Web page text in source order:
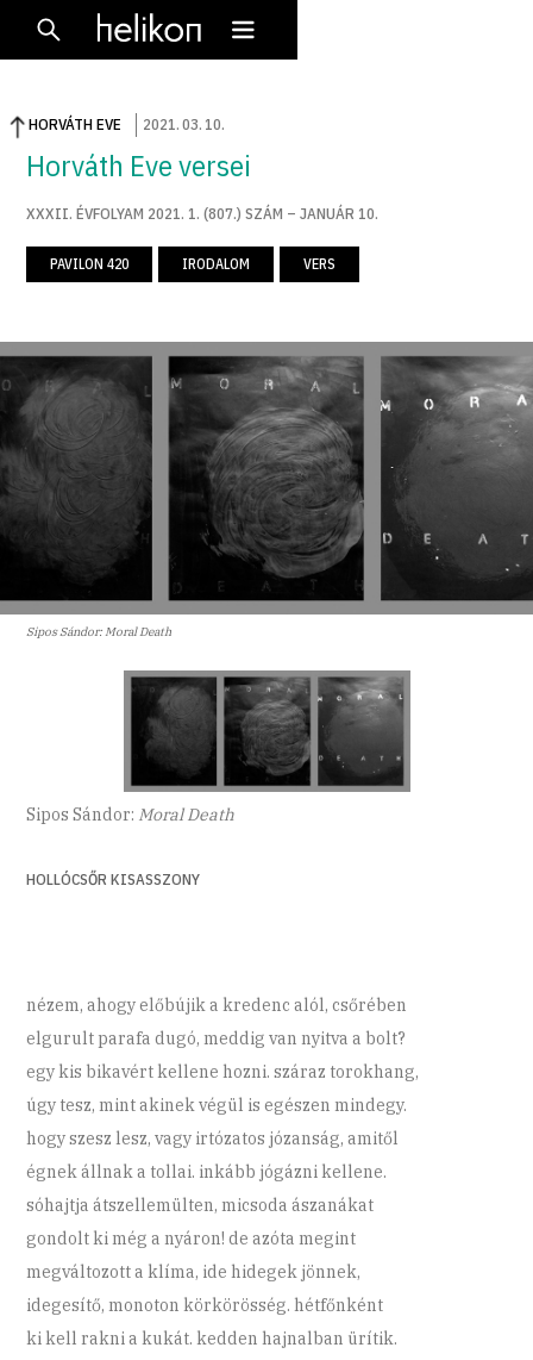
HORVÁTH EVE 2021.03. 10.
Horváth Eve versei
XXXII. ÉVFOLYAM 2021. 1. (807.) SZÁM – JANUÁR 10.
PAVILON 420 IRODALOM VERS
Sipos Sándor: Moral Death
Sipos Sándor: Moral Death
HOLLÓCSŐR KISASSZONY
nézem, ahogy előbújik a kredenc alól, csőrében
elgurult parafa dugó, meddig van nyitva a bolt?
egy kis bikavért kellene hozni. száraz torokhang,
úgy tesz, mint akinek végül is egészen mindegy.
hogy szesz lesz, vagy irtózatos józanság, amitől
égnek állnak a tollai. inkább jógázni kellene.
sóhajtja átszellemülten, micsoda ászanákat
gondolt ki még a nyáron! de azóta megint
megváltozott a klíma, ide hidegek jönnek,
idegesítő, monoton körkörösség. hétfőnként
ki kell rakni a kukát. kedden hajnalban ürítik.